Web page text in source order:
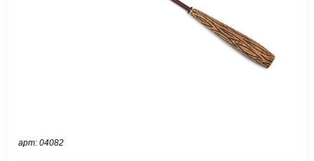
арт: 04082